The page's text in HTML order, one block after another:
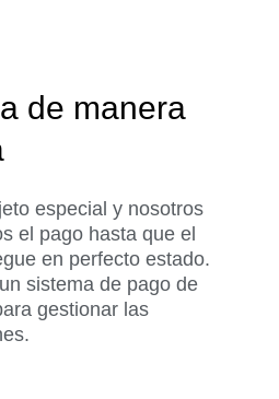
de manera
especial y nosotros
el pago hasta que el
en perfecto estado.
sistema de pago de
gestionar las